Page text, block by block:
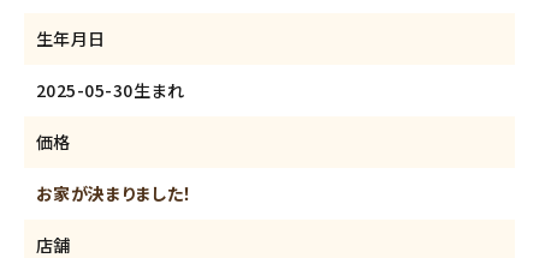
生年月日
2025-05-30生まれ
価格
お家が決まりました！
店舗